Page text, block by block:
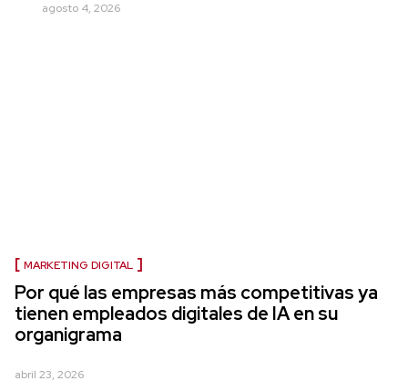
agosto 4, 2026
MARKETING DIGITAL
Por qué las empresas más competitivas ya
tienen empleados digitales de IA en su
organigrama
abril 23, 2026